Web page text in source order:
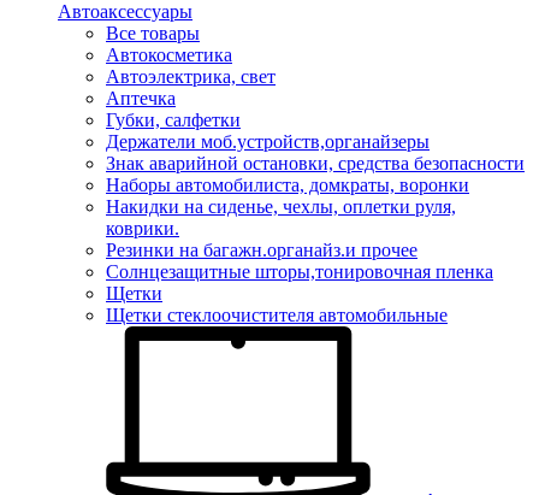
Автоаксессуары
Все товары
Автокосметика
Автоэлектрика, свет
Аптечка
Губки, салфетки
Держатели моб.устройств,органайзеры
Знак аварийной остановки, средства безопасности
Наборы автомобилиста, домкраты, воронки
Накидки на сиденье, чехлы, оплетки руля,
коврики.
Резинки на багажн.органайз.и прочее
Солнцезащитные шторы,тонировочная пленка
Щетки
Щетки стеклоочистителя автомобильные